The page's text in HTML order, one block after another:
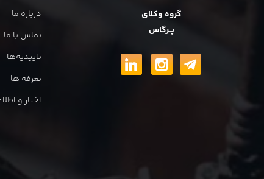
گروه وکلای
پــرگاس
درباره ما
تماس با ما
تاییدیه‌ها
تعرفه ها
اخبار و